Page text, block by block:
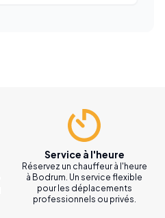
Service à l'heure
Réservez un chauffeur à l'heure
à Bodrum. Un service flexible
pour les déplacements
professionnels ou privés.